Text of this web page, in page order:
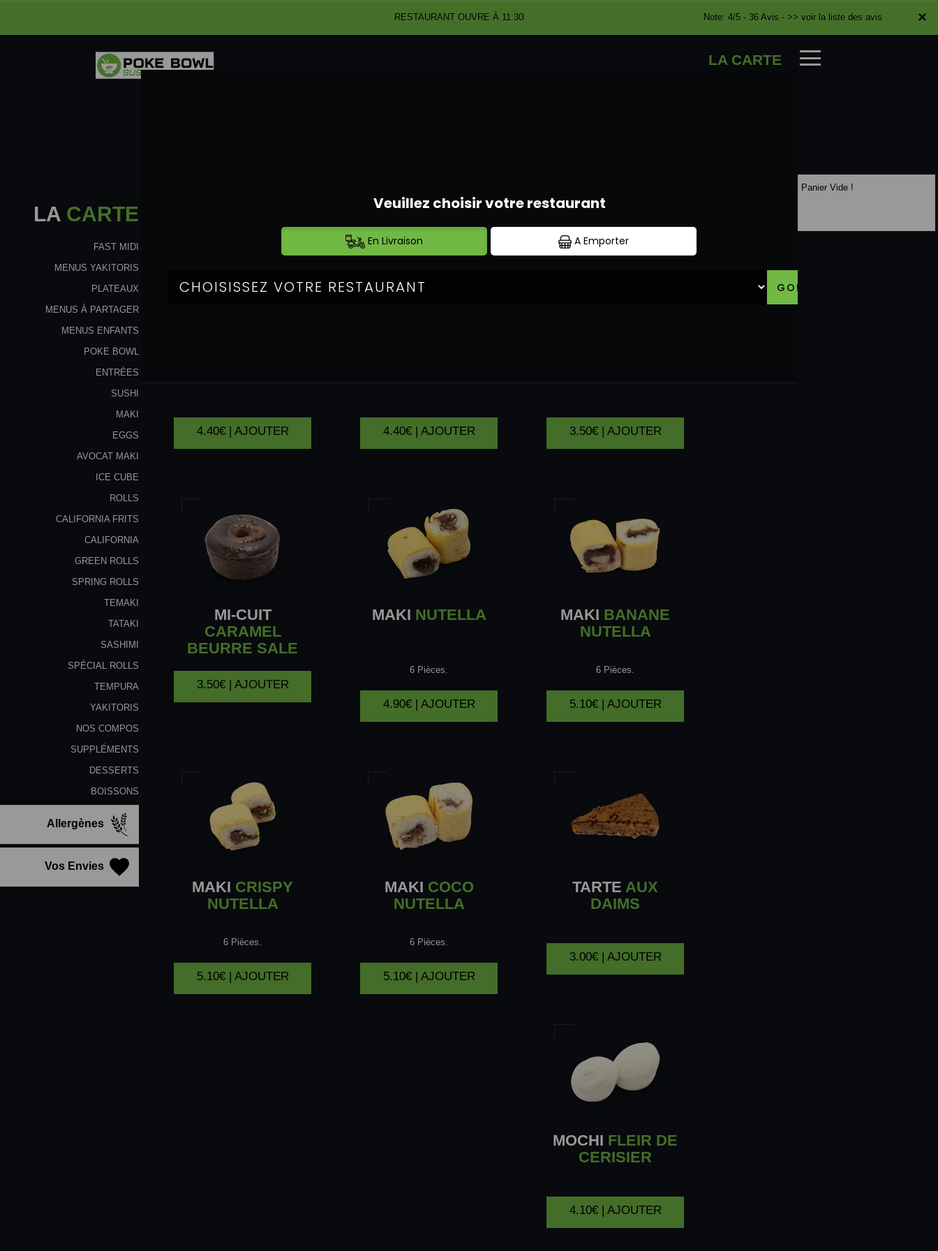
×
RESTAURANT OUVRE À 11:30 Note: 4/5 - 36 Avis - >> voir la liste des avis
LA CARTE
×
LA CARTE
FAST MIDI
MENUS YAKITORIS
PLATEAUX
MENUS À PARTAGER
MENUS ENFANTS
POKE BOWL
ENTRÉES
SUSHI
MAKI
EGGS
AVOCAT MAKI
ICE CUBE
ROLLS
CALIFORNIA FRITS
CALIFORNIA
GREEN ROLLS
SPRING ROLLS
TEMAKI
TATAKI
SASHIMI
SPÉCIAL ROLLS
TEMPURA
YAKITORIS
NOS COMPOS
SUPPLÉMENTS
DESSERTS
BOISSONS
Allergènes
Vos Envies
DESSERTS
4.40€ | AJOUTER 4.40€ | AJOUTER 3.50€ | AJOUTER
MI-CUIT
CARAMEL
BEURRE SALE
3.50€ | AJOUTER
MAKI NUTELLA
6 Pièces.
4.90€ | AJOUTER
MAKI BANANE
NUTELLA
6 Pièces.
5.10€ | AJOUTER
MAKI CRISPY
NUTELLA
6 Pièces.
5.10€ | AJOUTER
MAKI COCO
NUTELLA
6 Pièces.
5.10€ | AJOUTER
TARTE AUX
DAIMS
3.00€ | AJOUTER
MOCHI FLEIR DE
CERISIER
4.10€ | AJOUTER
Panier Vide !